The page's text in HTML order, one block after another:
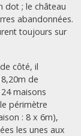
dot ; le château
abandonnées.
toujours sur
côté, il
de
maisons
périmètre
: 8 x 6m),
les unes aux